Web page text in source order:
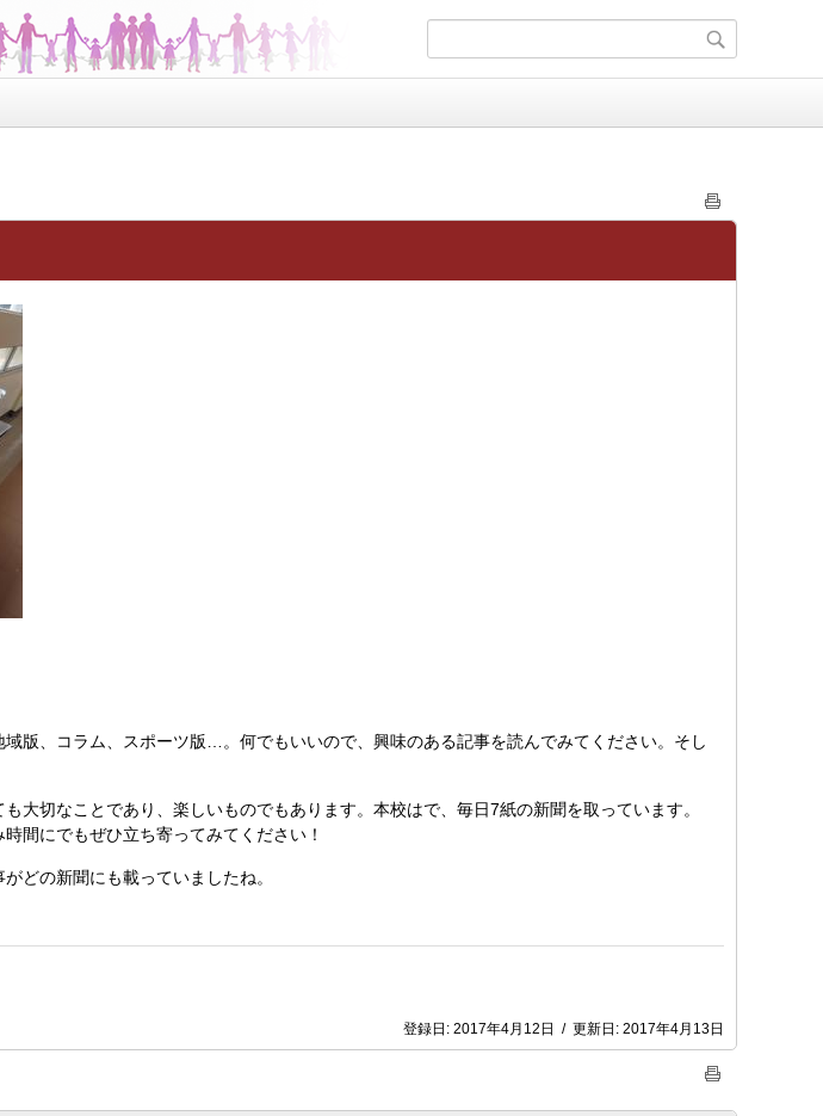
域版、コラム、スポーツ版…。何でもいいので、興味のある記事を読んでみてください。そし
大切なことであり、楽しいものでもあります。本校はで、毎日7紙の新聞を取っています。
間にでもぜひ立ち寄ってみてください！
どの新聞にも載っていましたね。
登録日: 2017年4月12日 / 更新日: 2017年4月13日